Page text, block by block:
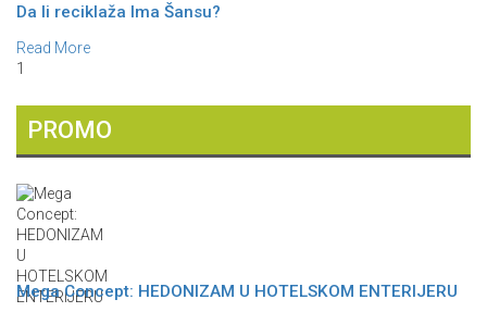
Da li reciklaža Ima Šansu?
Read More
1
PROMO
Mega Concept: HEDONIZAM U HOTELSKOM ENTERIJERU